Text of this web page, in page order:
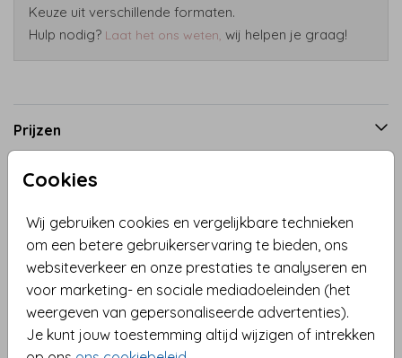
Cookies
Wij gebruiken cookies en vergelijkbare technieken
om een betere gebruikerservaring te bieden, ons
websiteverkeer en onze prestaties te analyseren en
voor marketing- en sociale mediadoeleinden (het
weergeven van gepersonaliseerde advertenties).
Je kunt jouw toestemming altijd wijzigen of intrekken
Keuze uit verschillende formaten.
Hulp nodig? Laat het ons weten, wij helpen je graag!
Prijzen
Omschrijving
Voeg een speelse touch toe aan de babykamer met
deze prachtige babykamer poster. De poster toont
een realistische dierentekening van een lief
babyvosje. De tekst "Sweet dreams little one" kan